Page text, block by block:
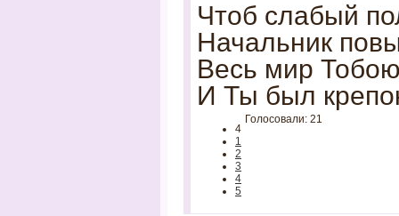
Чтоб слабый
Начальник
Весь мир
И Ты был
4
1
2
3
4
5
Голосовали: 21